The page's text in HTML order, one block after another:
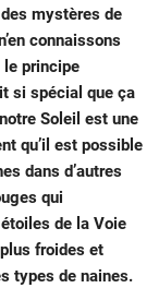
mystères de
connaissons
le principe
si spécial que ça
Soleil est une
qu’il est possible
dans d’autres
qui
de la Voie
froides et
types de naines.